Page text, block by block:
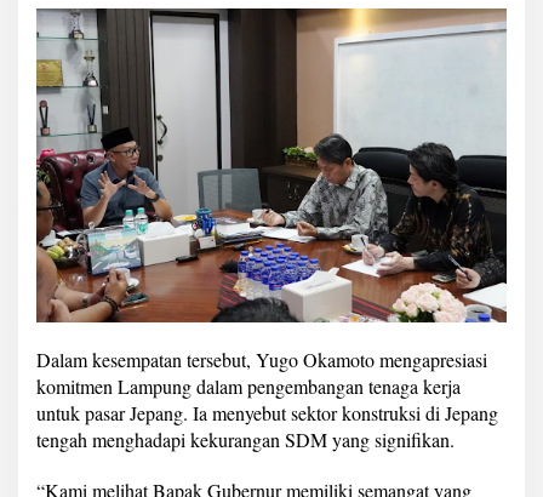
Dalam kesempatan tersebut, Yugo Okamoto mengapresiasi
komitmen Lampung dalam pengembangan tenaga kerja
untuk pasar Jepang. Ia menyebut sektor konstruksi di Jepang
tengah menghadapi kekurangan SDM yang signifikan.
“Kami melihat Bapak Gubernur memiliki semangat yang